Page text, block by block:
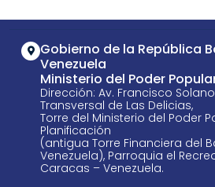
Gobierno de la República
Venezuela
Ministerio del Poder
Dirección: Av. Francisco
Transversal de Las Delicias,
Torre del Ministerio del Poder
Planificación
(antigua Torre Financiera del
Venezuela), Parroquia el
Caracas – Venezuela.